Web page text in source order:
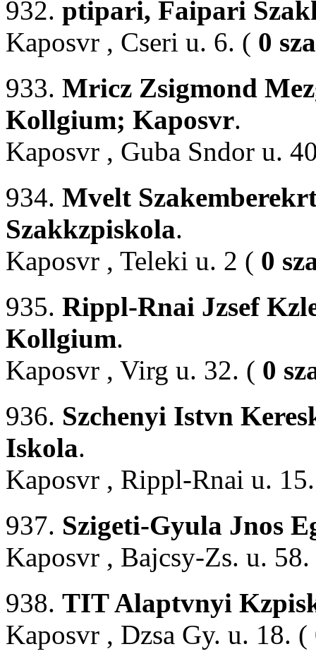
932. ptipari, Faipari
Kaposvr , Cseri u. 6. ( 0
933. Mricz Zsigmond
Kollgium; Kaposvr.
Kaposvr , Guba Sndor u.
934. Mvelt
Szakkzpiskola.
Kaposvr , Teleki u. 2 ( 0
935. Rippl-Rnai Jzsef
Kollgium.
Kaposvr , Virg u. 32. ( 0
936. Szchenyi Istvn
Iskola.
Kaposvr , Rippl-Rnai u.
937. Szigeti-Gyula Jnos
Kaposvr , Bajcsy-Zs. u.
938. TIT Alaptvnyi
Kaposvr , Dzsa Gy. u. 18. (